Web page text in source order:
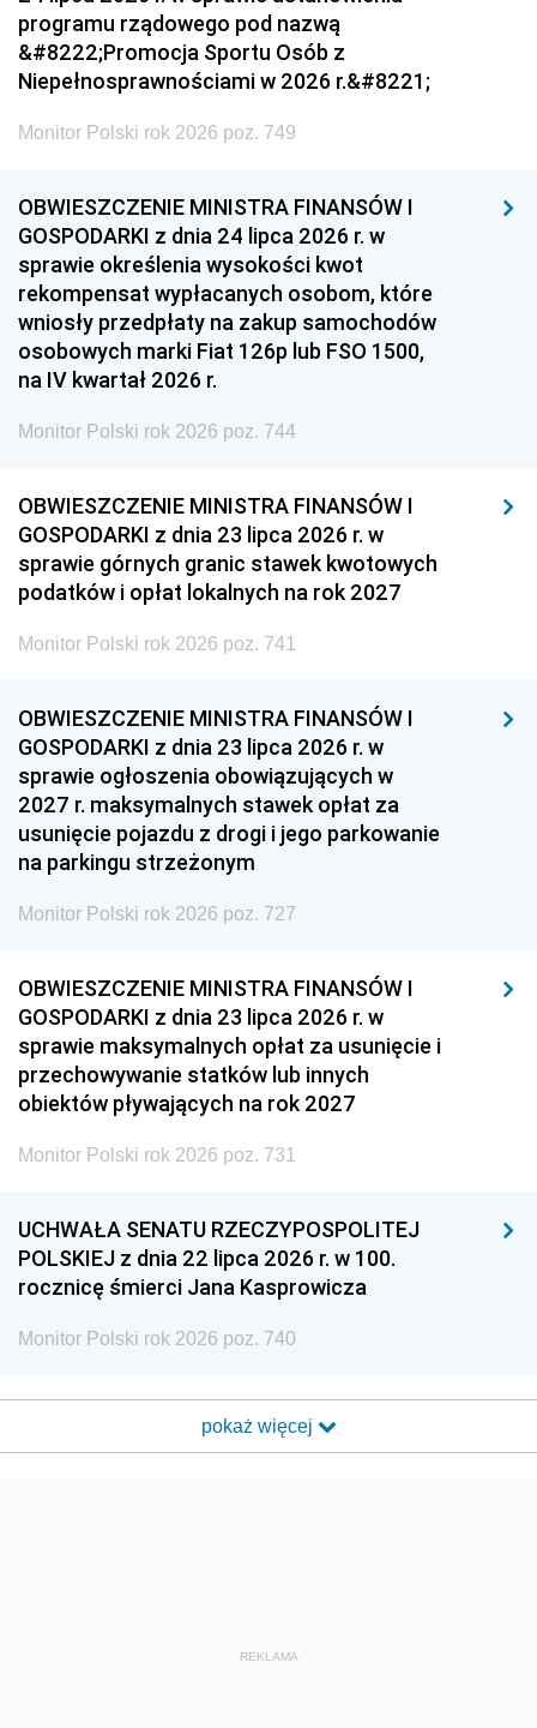
programu rządowego pod nazwą
&#8222;Promocja Sportu Osób z
Niepełnosprawnościami w 2026 r.&#8221;
Monitor Polski rok 2026 poz. 749
OBWIESZCZENIE MINISTRA FINANSÓW I
GOSPODARKI z dnia 24 lipca 2026 r. w
sprawie określenia wysokości kwot
rekompensat wypłacanych osobom, które
wniosły przedpłaty na zakup samochodów
osobowych marki Fiat 126p lub FSO 1500,
na IV kwartał 2026 r.
Monitor Polski rok 2026 poz. 744
OBWIESZCZENIE MINISTRA FINANSÓW I
GOSPODARKI z dnia 23 lipca 2026 r. w
sprawie górnych granic stawek kwotowych
podatków i opłat lokalnych na rok 2027
Monitor Polski rok 2026 poz. 741
OBWIESZCZENIE MINISTRA FINANSÓW I
GOSPODARKI z dnia 23 lipca 2026 r. w
sprawie ogłoszenia obowiązujących w
2027 r. maksymalnych stawek opłat za
usunięcie pojazdu z drogi i jego parkowanie
na parkingu strzeżonym
Monitor Polski rok 2026 poz. 727
OBWIESZCZENIE MINISTRA FINANSÓW I
GOSPODARKI z dnia 23 lipca 2026 r. w
sprawie maksymalnych opłat za usunięcie i
przechowywanie statków lub innych
obiektów pływających na rok 2027
Monitor Polski rok 2026 poz. 731
UCHWAŁA SENATU RZECZYPOSPOLITEJ
POLSKIEJ z dnia 22 lipca 2026 r. w 100.
rocznicę śmierci Jana Kasprowicza
Monitor Polski rok 2026 poz. 740
pokaż więcej
REKLAMA